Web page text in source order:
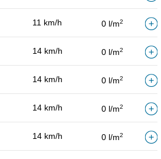
11 km/h 0 l/m2
14 km/h 0 l/m2
14 km/h 0 l/m2
14 km/h 0 l/m2
14 km/h 0 l/m2